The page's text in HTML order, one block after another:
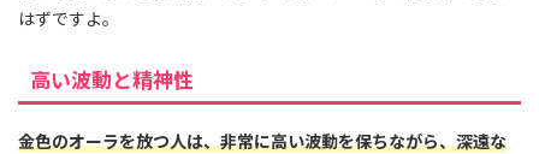
はずですよ。
高い波動と精神性
金色のオーラを放つ人は、非常に高い波動を保ちながら、深遠な